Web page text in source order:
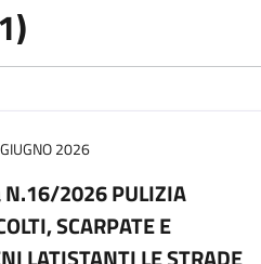
2026
2026 PULIZIA
SCARPATE E